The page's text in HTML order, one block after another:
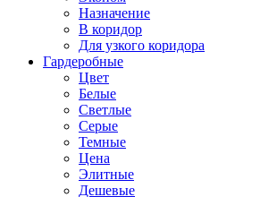
Назначение
В коридор
Для узкого коридора
Гардеробные
Цвет
Белые
Светлые
Серые
Темные
Цена
Элитные
Дешевые